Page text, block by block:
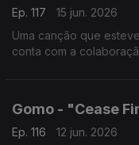
Ep. 117
15 jun. 2026
Uma canção que
conta com a
Gomo - "Cease
Ep. 116
12 jun. 2026